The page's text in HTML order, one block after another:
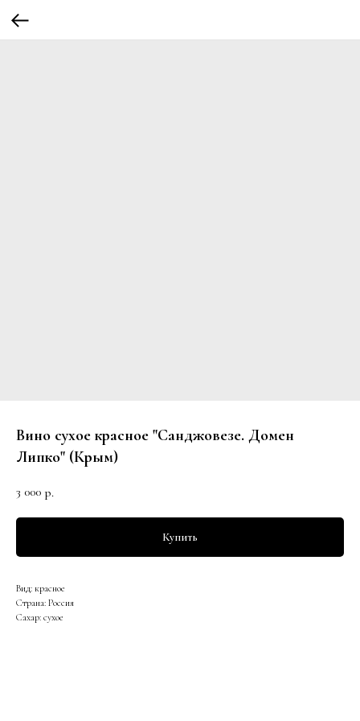
Вино сухое красное "Санджовезе. Домен
Липко" (Крым)
3 000 р.
Купить
Вид: красное
Страна: Россия
Сахар: сухое